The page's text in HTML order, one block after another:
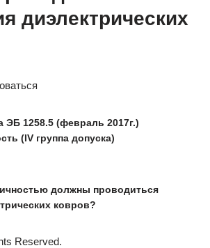
диэлектрических
ЭБ 1258.5 (февраль 2017г.)
(IV группа допуска)
должны проводиться
ковров?
Reserved.